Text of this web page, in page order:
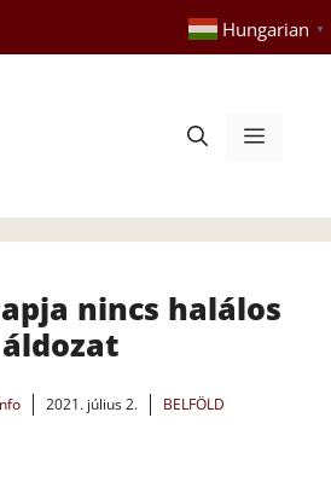
Hungarian ▼
Menü
nincs halálos
áldozat
2021. július 2. BELFÖLD